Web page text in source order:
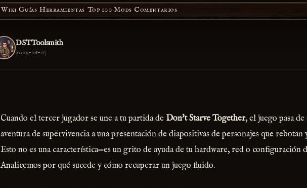
Wiki Guías Herramientas Top 100 Mods Comentarios
DSTToolsmith
2024-06-07
Cuando el tercer jugador se une a tu partida de Don't Starve Together, el juego pasa
aventura de supervivencia a una presentación de diapositivas de personajes que rebotan
Esto no es una característica—es un grito de ayuda de tu hardware, red o configuración
Analicemos por qué sucede y cómo recuperar un juego fluido.